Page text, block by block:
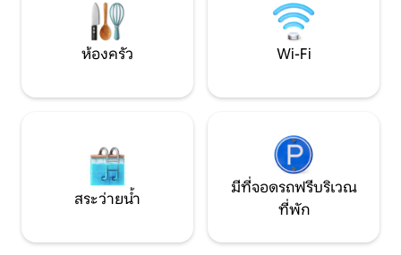
เจอพวกมัน หากคุณกลัว
ห้องครัว Wi-Fi
สระว่ายน้ำ
มีที่จอดรถฟรีบริเวณ
ที่พัก